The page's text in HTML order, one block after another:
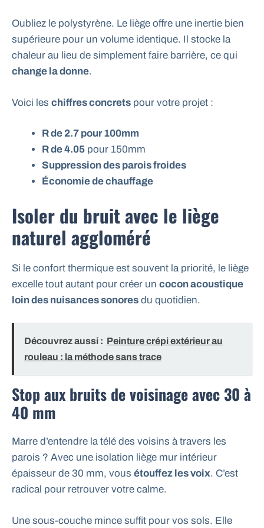
Oubliez le polystyrène. Le liège offre une inertie bien
supérieure pour un volume identique. Il stocke la
chaleur au lieu de simplement faire barrière, ce qui
change la donne.
Voici les chiffres concrets pour votre projet :
R de 2.7 pour 100mm
R de 4.05 pour 150mm
Suppression des parois froides
Économie de chauffage
Isoler du bruit avec le liège
naturel aggloméré
Si le confort thermique est souvent la priorité, le liège
excelle tout autant pour créer un cocon acoustique
loin des nuisances sonores du quotidien.
Découvrez aussi : Peinture crépi extérieur au
rouleau : la méthode sans trace
Stop aux bruits de voisinage avec 30 à
40 mm
Marre d’entendre la télé des voisins à travers les
parois ? Avec une isolation liège mur intérieur
épaisseur de 30 mm, vous étouffez les voix. C’est
radical pour retrouver votre calme.
Une sous-couche mince suffit pour vos sols. Elle